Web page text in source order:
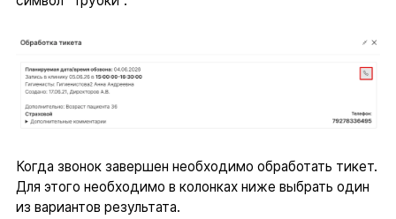
Когда звонок завершен необходимо обработать тикет.
Для этого необходимо в колонках ниже выбрать один
из вариантов результата.